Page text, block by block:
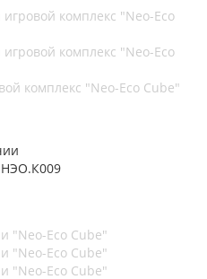
комплекс "Neo-Eco Cube"